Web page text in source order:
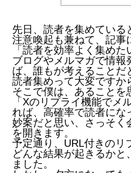
先日、読者を集めている
注意喚起も兼ねて、記事
「読者を効率よく集めた
ブログやメルマガで情報
ば、誰もが考えることだ
読者集めって大変ですか
そこで僕は、あることを
「Xのリプライ機能でメ
れば、高確率で読者にな
妙案だと思い、さっそく
を開きます。
予定通り、URL付きのリ
どんな結果が起きるか
ました。